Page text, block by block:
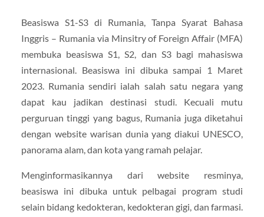
Beasiswa S1-S3 di Rumania, Tanpa Syarat Bahasa
Inggris – Rumania via Minsitry of Foreign Affair (MFA)
membuka beasiswa S1, S2, dan S3 bagi mahasiswa
internasional. Beasiswa ini dibuka sampai 1 Maret
2023. Rumania sendiri ialah salah satu negara yang
dapat kau jadikan destinasi studi. Kecuali mutu
perguruan tinggi yang bagus, Rumania juga diketahui
dengan website warisan dunia yang diakui UNESCO,
panorama alam, dan kota yang ramah pelajar.
Menginformasikannya dari website resminya,
beasiswa ini dibuka untuk pelbagai program studi
selain bidang kedokteran, kedokteran gigi, dan farmasi.